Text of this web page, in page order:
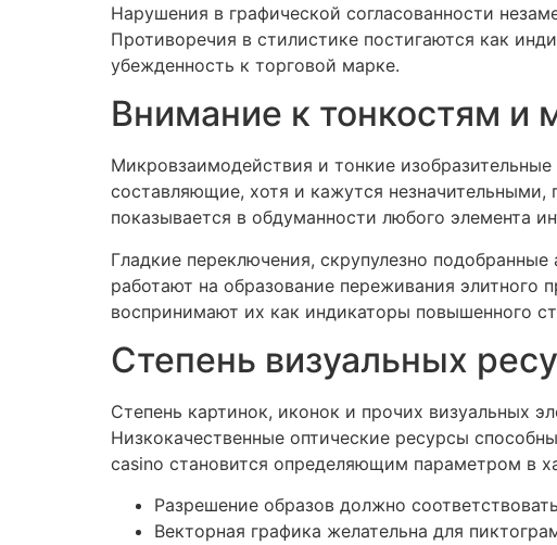
Нарушения в графической согласованности
Противоречия в стилистике постигаются как
убежденность к торговой марке.
Внимание к тонкостям и
Микровзаимодействия и тонкие
составляющие, хотя и кажутся
показывается в обдуманности любого элемента
Гладкие переключения, скрупулезно
работают на образование переживания элитного
воспринимают их как индикаторы повышенного
Степень визуальных
Степень картинок, иконок и прочих визуальных
Низкокачественные оптические ресурсы
casino становится определяющим параметром в
Разрешение образов должно
Векторная графика желательна для